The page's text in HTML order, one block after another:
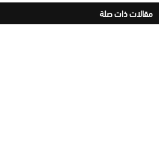
مقالات ذات صلة